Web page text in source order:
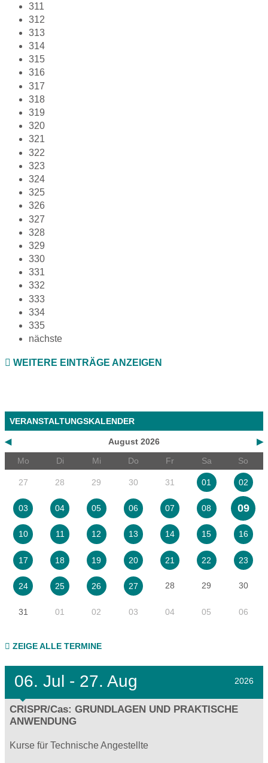
311
312
313
314
315
316
317
318
319
320
321
322
323
324
325
326
327
328
329
330
331
332
333
334
335
nächste
WEITERE EINTRÄGE ANZEIGEN
VERANSTALTUNGSKALENDER
◀ ▶
August 2026
Mo
Di Mi Do Fr Sa So
27 28 29 30 31 01 02
03 04 05 06 07 08 09
10 11 12 13 14 15 16
17 18 19 20 21 22 23
24 25 26 27 28 29 30
31 01 02 03 04 05 06
ZEIGE ALLE TERMINE
06. Jul - 27. Aug 2026
CRISPR/Cas: GRUNDLAGEN UND PRAKTISCHE
ANWENDUNG
Kurse für Technische Angestellte